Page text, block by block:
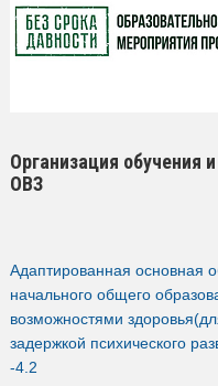
Организация обучения
ОВЗ
Адаптированная основная
начального общего
возможностями
задержкой психического
-4.2